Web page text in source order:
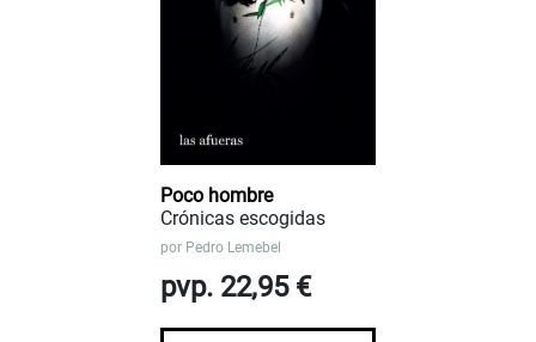
Poco hombre
Crónicas escogidas
por Pedro Lemebel
pvp. 22,95 €